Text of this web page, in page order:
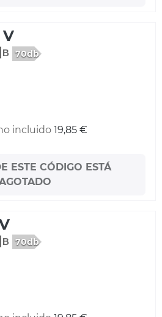
V
70db
incluido 19,85 €
ESTE CÓDIGO ESTÁ
70db